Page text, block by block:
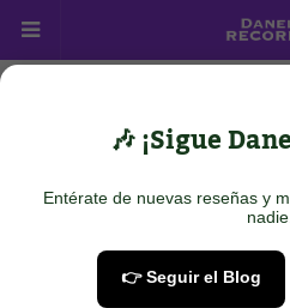
Galion - Oh my
July 10, 2025
🎶 ¡Sigue
Entérate de nuevas reseñas y
nadie.
👉 Seguir el Blog